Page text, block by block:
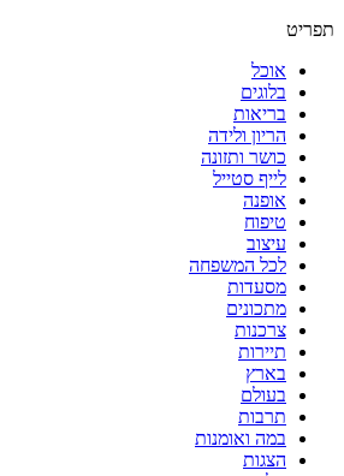
תפריט
אוכל
בלוגים
בריאות
הריון ולידה
כושר ותזונה
לייף סטייל
אופנה
טיפוח
עיצוב
לכל המשפחה
מסעדות
מתכונים
צרכנות
תיירות
בארץ
בעולם
תרבות
במה ואומנות
הצגות